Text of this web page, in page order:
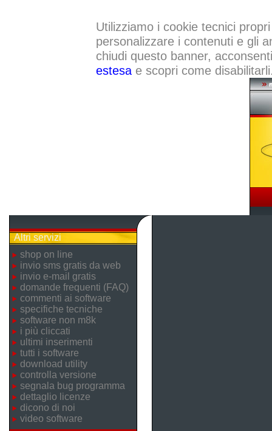
Utilizziamo i cookie tecnici
personalizzare i contenuti e gli
chiudi questo banner,
estesae scopri come
Altri servizi
shop on line
invio sms gratis da web
invio e-mail gratis
domande frequenti (FAQ)
commenti ai software
specifiche tecniche
software non m8k
i più cliccati
ultimi inserimenti
tutti i software
download utility
controlla versione
segnala bug programma
dettaglio licenze
dicono di noi
video software